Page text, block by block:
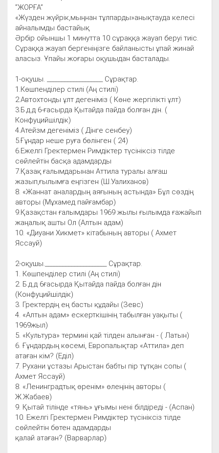
”ЖОРҒА”
«Жүзден жүйрік,мыңнан тұлпарды»анықтауда келесі
айналымды бастайық
Әрбір ойыншы 1 минутта 10 сұраққа жауап беруі тиіс.
Сұраққа жауап бергеніңізге байланысты ұпай жинай
аласыз. Ұпайы жоғары оқушыдан басталады.
1-оқушы. ___________________ Сұрақтар.
1.Көшпенділер стилі (Аң стилі)
2.Автохтонды ұлт дегеніміз ( Көне жергілікті ұлт)
3.Б.д.д 6-ғасырда Қытайда пайда болған дін. (
Конфуцийшілдік)
4.Атейзм дегеніміз ( Дінге сенбеу)
5.Ғұндар неше руға бөлінген ( 24)
6.Ежелгі Гректермен Римдіктер түсініксіз тілде
сөйлейтін басқа адамдарды
7.Қазақ ғалымдарынан Аттила туралы алғаш
жазып,ғылымға еңгізген (Ш.Уалиханов)
8. «Жаннат аналардың аяғының астында» Бұл сөздің
авторы (Мұхамед пайғамбар)
9.Қазақстан ғалымдары 1969 жылы ғылымда ғажайып
жаңалық ашты Ол (Алтын адам)
10. «Диуани Хикмет» кітабының авторы ( Ахмет
Яссауй)
2-оқушы._____________________ Cұрақтар.
1. Көшпенділер стилі (Аң стилі)
2. Б.д.д 6ғасырда Қытайда пайда болған дін
(Конфуцийшілдік)
3. Гректердің ең басты құдайы (Зевс)
4. «Алтын адам» ескерткішінің табылған уақыты (
1969жыл)
5. «Культура» термині қай тілден алынған - ( Латын)
6. Ғұндардың көсемі, Европалықтар «Аттила» деп
атаған кім? (Еділ)
7. Рухани ұстазы Арыстан бабты пір тұтқан сопы (
Ахмет Яссауй)
8. «Ленинградтық өренім» өлеңінің авторы (
Ж.Жабаев)
9. Қытай тілінде «тянь» ұғымы нені білдіреді - (Аспан)
10. Ежелгі Гректермен Римдіктер түсініксіз тілде
сөйлейтін бөтен адамдарды
қалай атаған? (Варварлар)